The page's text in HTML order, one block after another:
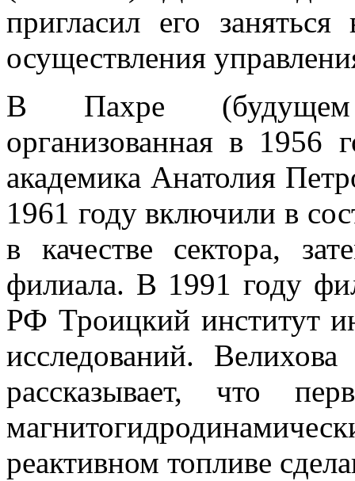
пригласил его
осуществления
В Пахре (будущем
организованная в 1956
академика Анатолия
1961 году включили в
в качестве сектора,
филиала. В 1991 году
РФ Троицкий институт
исследований.
рассказывает, что
реактивном топливе